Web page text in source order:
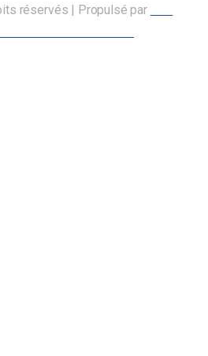
réservés | Propulsé par